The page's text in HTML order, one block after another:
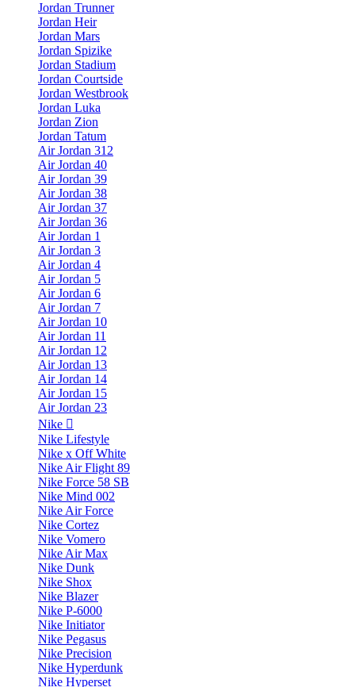
Jordan Trunner
Jordan Heir
Jordan Mars
Jordan Spizike
Jordan Stadium
Jordan Courtside
Jordan Westbrook
Jordan Luka
Jordan Zion
Jordan Tatum
Air Jordan 312
Air Jordan 40
Air Jordan 39
Air Jordan 38
Air Jordan 37
Air Jordan 36
Air Jordan 1
Air Jordan 3
Air Jordan 4
Air Jordan 5
Air Jordan 6
Air Jordan 7
Air Jordan 10
Air Jordan 11
Air Jordan 12
Air Jordan 13
Air Jordan 14
Air Jordan 15
Air Jordan 23
Nike
Nike Lifestyle
Nike x Off White
Nike Air Flight 89
Nike Force 58 SB
Nike Mind 002
Nike Air Force
Nike Cortez
Nike Vomero
Nike Air Max
Nike Dunk
Nike Shox
Nike Blazer
Nike P-6000
Nike Initiator
Nike Pegasus
Nike Precision
Nike Hyperdunk
Nike Hyperset